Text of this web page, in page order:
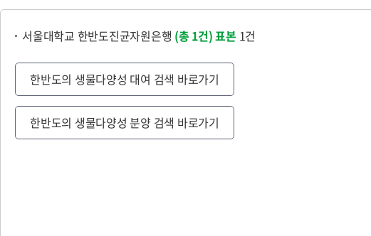
서울대학교 한반도진균자원은행 (총 1건)표본 1건
한반도의 생물다양성 대여 검색 바로가기
한반도의 생물다양성 분양 검색 바로가기